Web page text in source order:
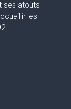
ses atouts
les